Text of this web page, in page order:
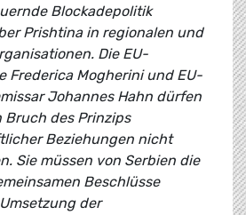
Blockadepolitik
Prishtina in regionalen und
Die EU-
Frederica Mogherini und EU-
Johannes Hahn dürfen
des Prinzips
Beziehungen nicht
Sie müssen von Serbien die
Beschlüsse
der